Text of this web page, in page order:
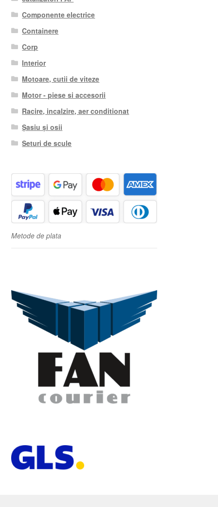
Componente electrice
Containere
Corp
Interior
Motoare, cutii de viteze
Motor - piese si accesorii
Racire, incalzire, aer conditionat
Șasiu și osii
Seturi de scule
Metode de plata